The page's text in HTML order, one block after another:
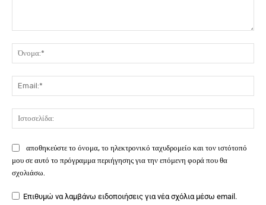
αποθηκεύστε το όνομα, το ηλεκτρονικό ταχυδρομείο και τον ιστότοπό
μου σε αυτό το πρόγραμμα περιήγησης για την επόμενη φορά που θα
σχολιάσω.
Επιθυμώ να λαμβάνω ειδοποιήσεις για νέα σχόλια μέσω email.